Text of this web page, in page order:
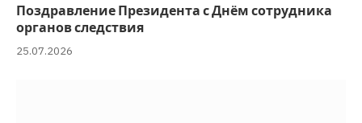
Поздравление Президента с Днём сотрудника
органов следствия
25.07.2026